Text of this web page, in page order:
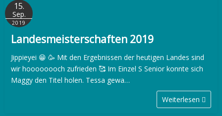
15.
Sep.
2019
Landesmeisterschaften 2019
Jippieyei 😁 🥳 Mit den Ergebnissen der heutigen Landes sind
wir hoooooooch zufrieden 🥰 Im Einzel S Senior konnte sich
Maggy den Titel holen. Tessa gewa…
Weiterlesen